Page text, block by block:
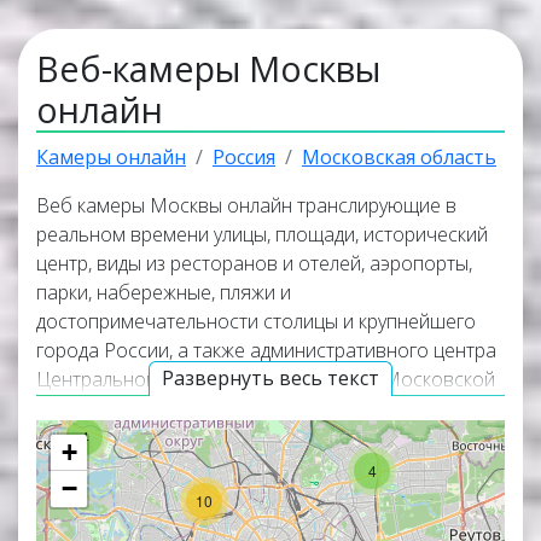
Веб-камеры Москвы
онлайн
Камеры онлайн Россия Московская область
Развернуть весь текст
Веб камеры Москвы онлайн транслирующие в
реальном времени улицы, площади, исторический
центр, виды из ресторанов и отелей, аэропорты,
парки, набережные, пляжи и
достопримечательности столицы и крупнейшего
города России, а также административного центра
Центрального федерального округа и Московской
виды города и помогут узнать актуальную погоду в
Москве прямо сейчас. Веб камеры работают в
прямом эфире, а некоторые из них транслируют
изображение со звуком. Популярные онлайн веб
4
8
4
10
+
−